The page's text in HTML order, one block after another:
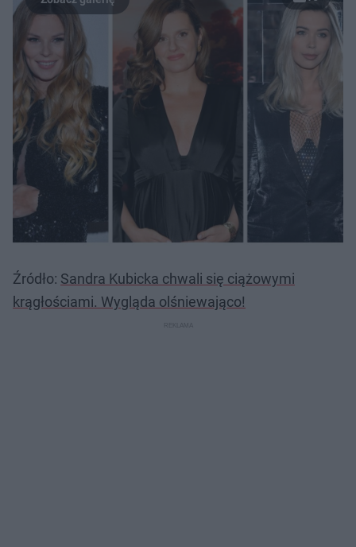
(@sandrakubicka)
Źródło: Sandra Kubicka chwali się ciążowymi
krągłościami. Wygląda olśniewająco!